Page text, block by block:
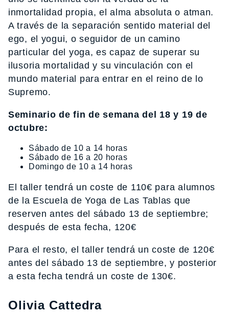
inmortalidad propia, el alma absoluta o atman.
A través de la separación sentido material del
ego, el yogui, o seguidor de un camino
particular del yoga, es capaz de superar su
ilusoria mortalidad y su vinculación con el
mundo material para entrar en el reino de lo
Supremo.
Seminario de fin de semana del 18 y 19 de
octubre:
Sábado de 10 a 14 horas
Sábado de 16 a 20 horas
Domingo de 10 a 14 horas
El taller tendrá un coste de 110€ para alumnos
de la Escuela de Yoga de Las Tablas que
reserven antes del sábado 13 de septiembre;
después de esta fecha, 120€
Para el resto, el taller tendrá un coste de 120€
antes del sábado 13 de septiembre, y posterior
a esta fecha tendrá un coste de 130€.
Olivia Cattedra